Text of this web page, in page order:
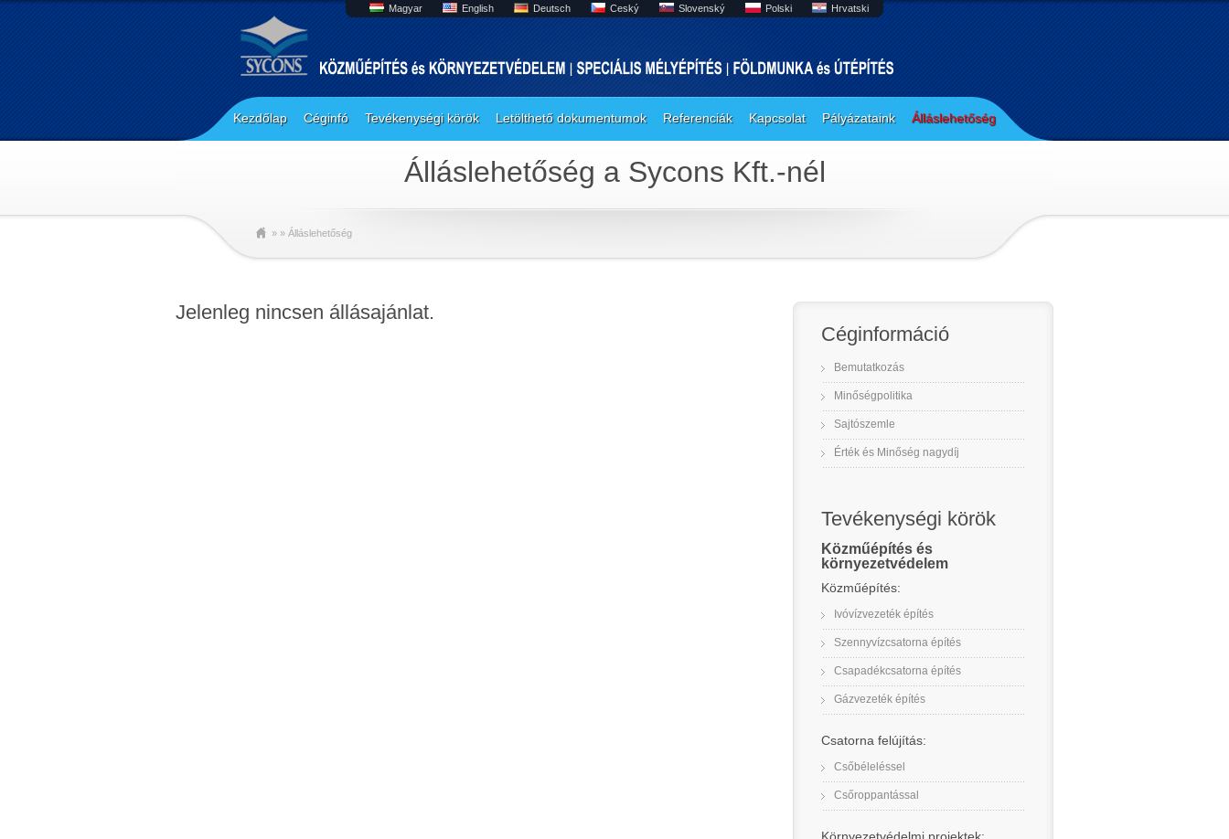
Magyar English Deutsch Ceský Slovenský Polski Hrvatski
Kezdőlap Céginfó Tevékenységi körök Letölthető dokumentumok Referenciák Kapcsolat Pályázataink Álláslehetőség
Álláslehetőség a Sycons Kft.-nél
» » Álláslehetőség
Jelenleg nincsen állásajánlat.
Céginformáció
Bemutatkozás
Minőségpolitika
Sajtószemle
Érték és Minőség nagydíj
Tevékenységi körök
Közműépítés és
környezetvédelem
Közműépítés:
Ivóvízvezeték építés
Szennyvízcsatorna építés
Csapadékcsatorna építés
Gázvezeték építés
Csatorna felújítás:
Csőbéleléssel
Csőroppantással